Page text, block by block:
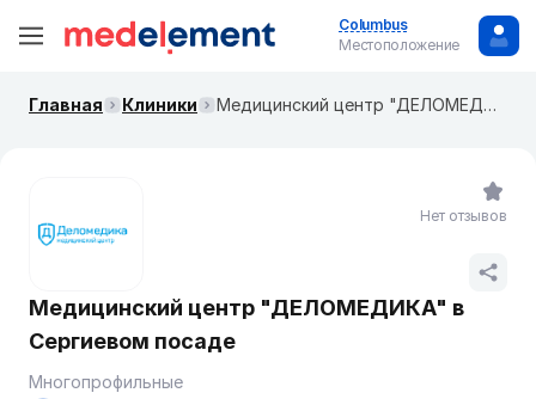
Columbus
Местоположение
Главная Клиники Медицинский центр "ДЕЛОМЕДИКА" в Сергиевом посаде
Медицинский центр "ДЕЛОМЕДИКА" в
Сергиевом посаде
Многопрофильные
Нет отзывов